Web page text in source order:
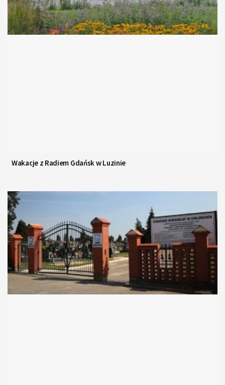
Wakacje z Radiem Gdańsk w Luzinie